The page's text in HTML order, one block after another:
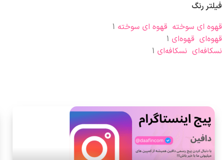
فیلتر رنگ
قهوه ای سوخته قهوه ای سوخته 1
قهوه‌ای قهوه‌ای 1
نسکافه‌ای نسکافه‌ای 1